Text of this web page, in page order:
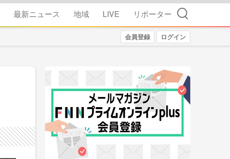
最新ニュース 地域 LIVE リポーター 検索
会員登録 ログイン